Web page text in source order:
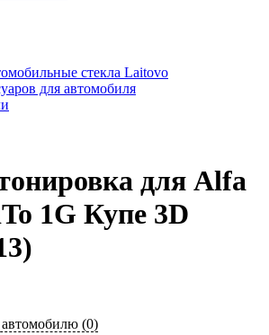
стекла Laitovo
для автомобиля
для Alfa
1G Купе 3D
(0)